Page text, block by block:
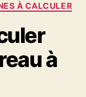
À CALCULER
à